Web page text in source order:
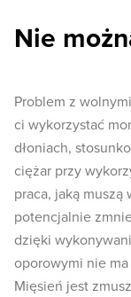
Nie
Problem z
ci wykorzystać
dłoniach,
ciężar przy
praca, jaką
potencjalnie
dzięki
oporowymi nie
Mięsień jest